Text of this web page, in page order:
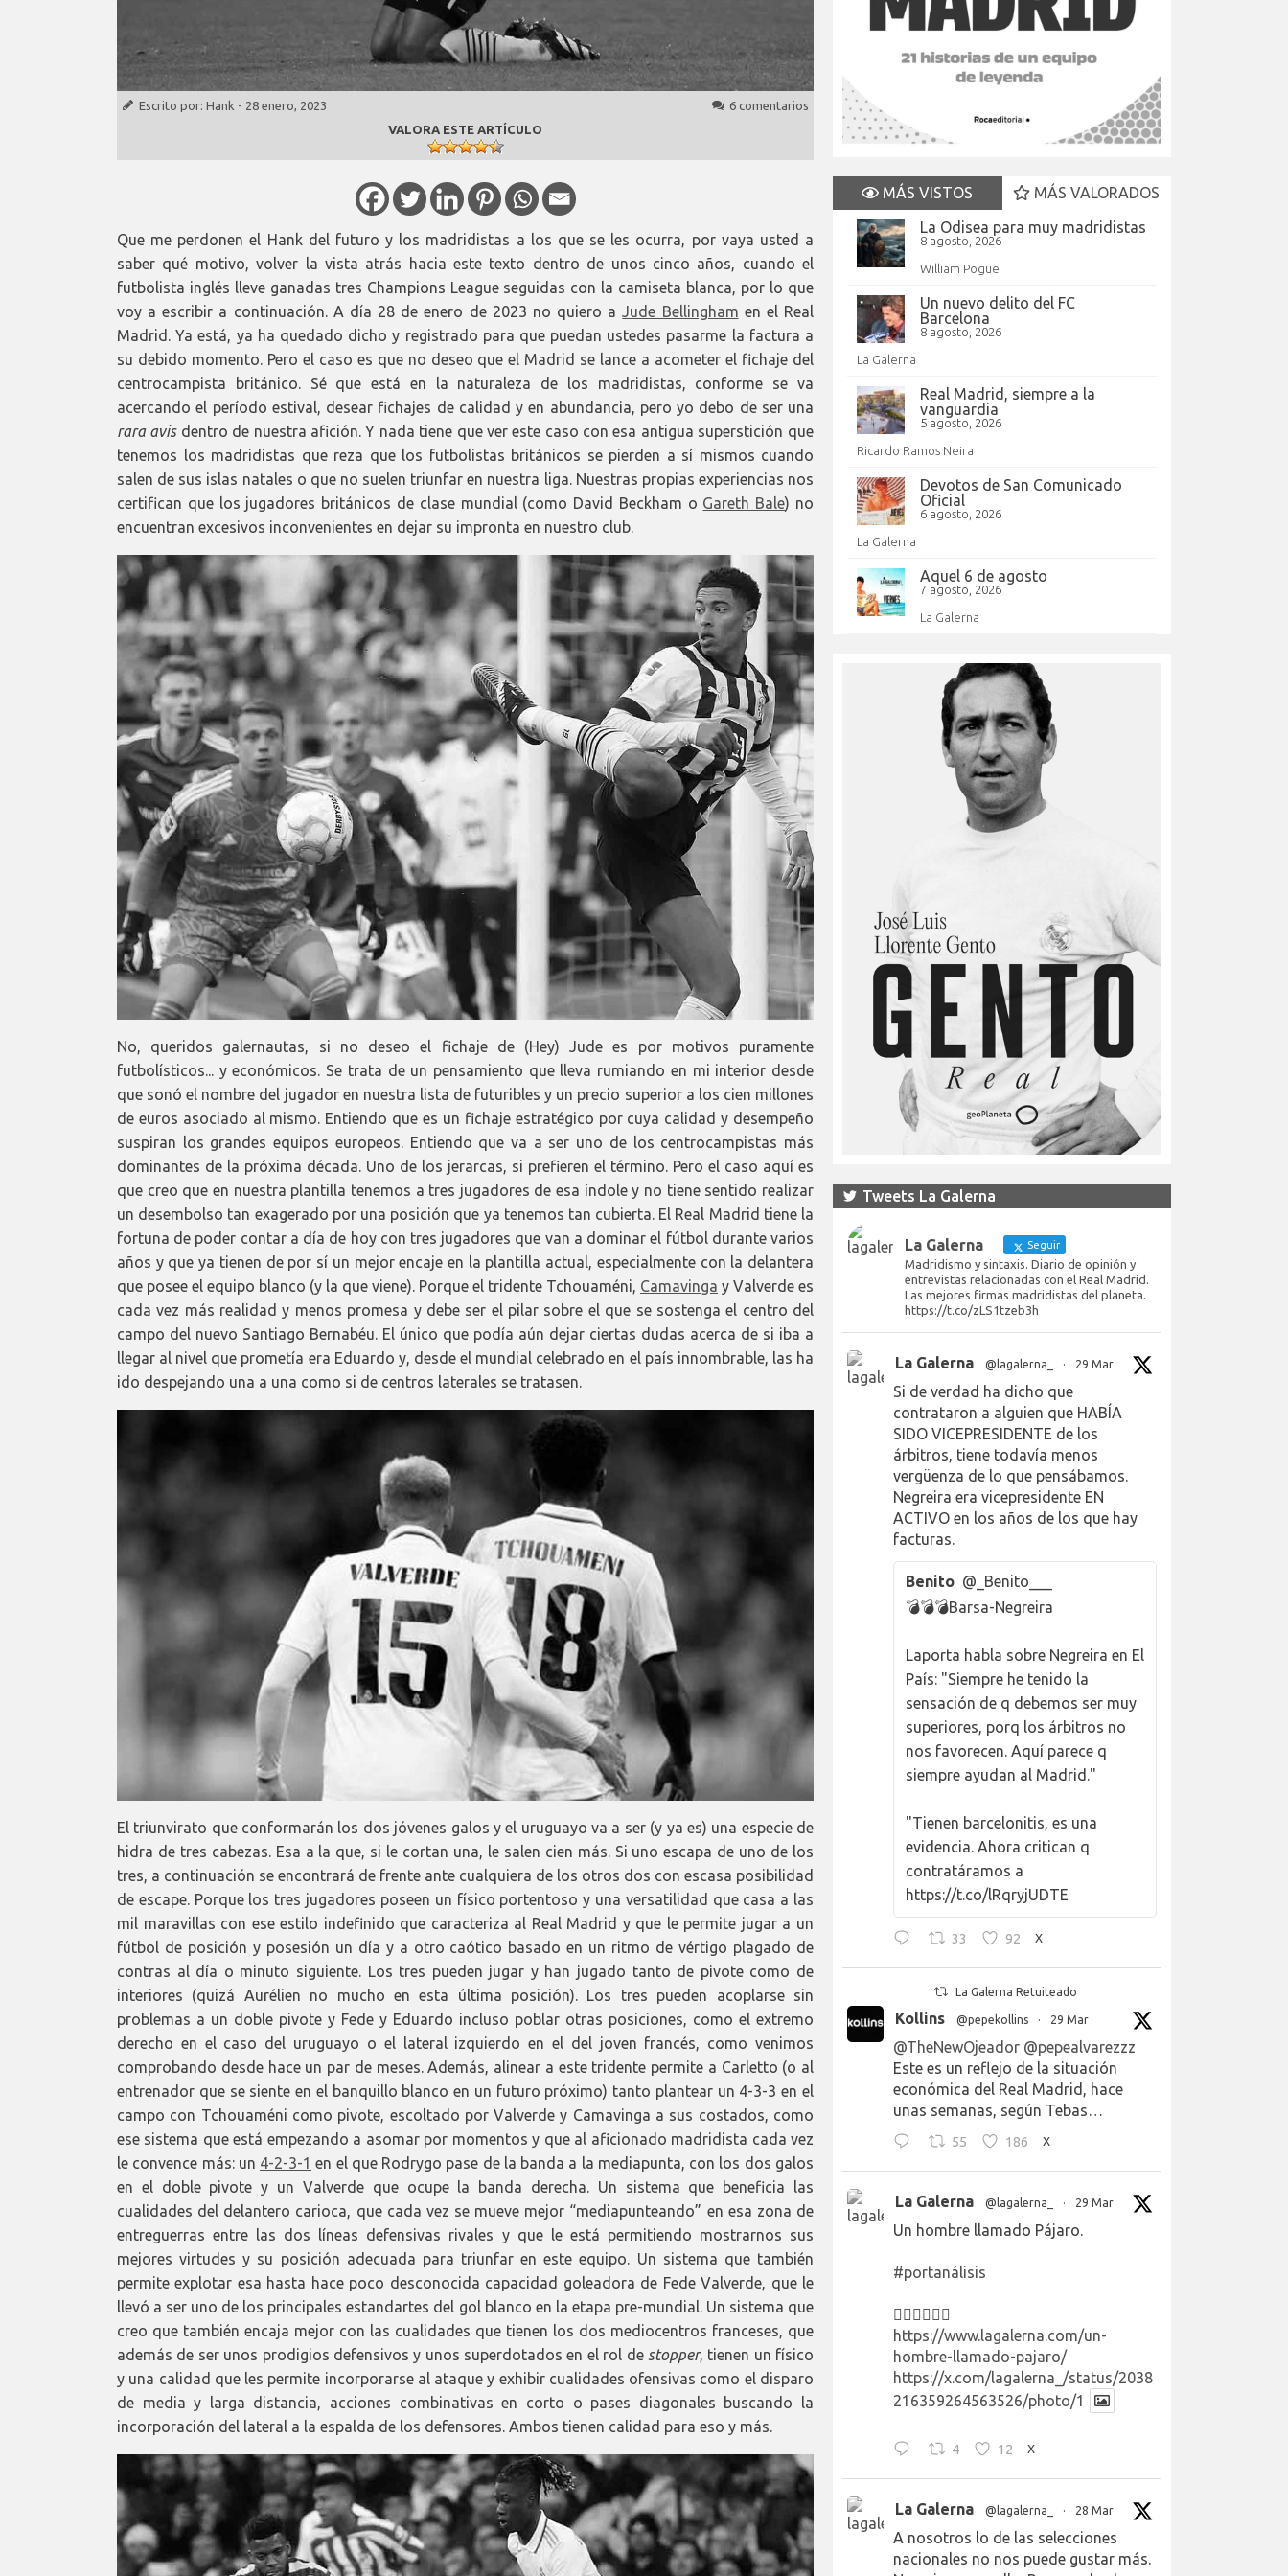
Escrito por: Hank - 28 enero, 2023
6 comentarios
VALORA ESTE ARTÍCULO
Que me perdonen el Hank del futuro y los madridistas a los que se les ocurra, por vaya usted a
saber qué motivo, volver la vista atrás hacia este texto dentro de unos cinco años, cuando el
futbolista inglés lleve ganadas tres Champions League seguidas con la camiseta blanca, por lo que
voy a escribir a continuación. A día 28 de enero de 2023 no quiero aJude Bellingham en el Real
Madrid. Ya está, ya ha quedado dicho y registrado para que puedan ustedes pasarme la factura a
su debido momento. Pero el caso es que no deseo que el Madrid se lance a acometer el fichaje del
centrocampista británico. Sé que está en la naturaleza de los madridistas, conforme se va
acercando el período estival, desear fichajes de calidad y en abundancia, pero yo debo de ser una
rara avisdentro de nuestra afición. Y nada tiene que ver este caso con esa antigua superstición que
tenemos los madridistas que reza que los futbolistas británicos se pierden a sí mismos cuando
salen de sus islas natales o que no suelen triunfar en nuestra liga. Nuestras propias experiencias nos
certifican que los jugadores británicos de clase mundial (como David Beckham o Gareth Bale) no
encuentran excesivos inconvenientes en dejar su impronta en nuestro club.
No, queridos galernautas, si no deseo el fichaje de (Hey) Jude es por motivos puramente
futbolísticos... y económicos. Se trata de un pensamiento que lleva rumiando en mi interior desde
que sonó el nombre del jugador en nuestra lista de futuribles y un precio superior a los cien millones
de euros asociado al mismo. Entiendo que es un fichaje estratégico por cuya calidad y desempeño
suspiran los grandes equipos europeos. Entiendo que va a ser uno de los centrocampistas más
dominantes de la próxima década. Uno de los jerarcas, si prefieren el término. Pero el caso aquí es
que creo que en nuestra plantilla tenemos a tres jugadores de esa índole y no tiene sentido realizar
un desembolso tan exagerado por una posición que ya tenemos tan cubierta. El Real Madrid tiene la
fortuna de poder contar a día de hoy con tres jugadores que van a dominar el fútbol durante varios
años y que ya tienen de por sí un mejor encaje en la plantilla actual, especialmente con la delantera
que posee el equipo blanco (y la que viene). Porque el tridente Tchouaméni, Camavinga y Valverde es
cada vez más realidad y menos promesa y debe ser el pilar sobre el que se sostenga el centro del
campo del nuevo Santiago Bernabéu. El único que podía aún dejar ciertas dudas acerca de si iba a
llegar al nivel que prometía era Eduardo y, desde el mundial celebrado en el país innombrable, las ha
ido despejando una a una como si de centros laterales se tratasen.
El triunvirato que conformarán los dos jóvenes galos y el uruguayo va a ser (y ya es) una especie de
hidra de tres cabezas. Esa a la que, si le cortan una, le salen cien más. Si uno escapa de uno de los
tres, a continuación se encontrará de frente ante cualquiera de los otros dos con escasa posibilidad
de escape. Porque los tres jugadores poseen un físico portentoso y una versatilidad que casa a las
mil maravillas con ese estilo indefinido que caracteriza al Real Madrid y que le permite jugar a un
fútbol de posición y posesión un día y a otro caótico basado en un ritmo de vértigo plagado de
contras al día o minuto siguiente. Los tres pueden jugar y han jugado tanto de pivote como de
interiores (quizá Aurélien no mucho en esta última posición). Los tres pueden acoplarse sin
problemas a un doble pivote y Fede y Eduardo incluso poblar otras posiciones, como el extremo
derecho en el caso del uruguayo o el lateral izquierdo en el del joven francés, como venimos
comprobando desde hace un par de meses. Además, alinear a este tridente permite a Carletto (o al
entrenador que se siente en el banquillo blanco en un futuro próximo) tanto plantear un 4-3-3 en el
campo con Tchouaméni como pivote, escoltado por Valverde y Camavinga a sus costados, como
ese sistema que está empezando a asomar por momentos y que al aficionado madridista cada vez
le convence más: un 4-2-3-1 en el que Rodrygo pase de la banda a la mediapunta, con los dos galos
en el doble pivote y un Valverde que ocupe la banda derecha. Un sistema que beneficia las
cualidades del delantero carioca, que cada vez se mueve mejor “mediapunteando” en esa zona de
entreguerras entre las dos líneas defensivas rivales y que le está permitiendo mostrarnos sus
mejores virtudes y su posición adecuada para triunfar en este equipo. Un sistema que también
permite explotar esa hasta hace poco desconocida capacidad goleadora de Fede Valverde, que le
llevó a ser uno de los principales estandartes del gol blanco en la etapa pre-mundial. Un sistema que
creo que también encaja mejor con las cualidades que tienen los dos mediocentros franceses, que
además de ser unos prodigios defensivos y unos superdotados en el rol de stopper, tienen un físico
y una calidad que les permite incorporarse al ataque y exhibir cualidades ofensivas como el disparo
de media y larga distancia, acciones combinativas en corto o pases diagonales buscando la
incorporación del lateral a la espalda de los defensores. Ambos tienen calidad para eso y más.
MÁS VISTOS
MÁS VALORADOS
La Odisea para muy madridistas
8 agosto, 2026
William Pogue
Un nuevo delito del FC
Barcelona
8 agosto, 2026
La Galerna
Real Madrid, siempre a la
vanguardia
5 agosto, 2026
Ricardo Ramos Neira
Devotos de San Comunicado
Oficial
6 agosto, 2026
La Galerna
Aquel 6 de agosto
7 agosto, 2026
La Galerna
Tweets La Galerna
La Galerna Seguir
Madridismo y sintaxis. Diario de opinión y
entrevistas relacionadas con el Real Madrid.
Las mejores firmas madridistas del planeta.
https://t.co/zLS1tzeb3h
La Galerna @lagalerna_ · 29 Mar
Si de verdad ha dicho que
contrataron a alguien que HABÍA
SIDO VICEPRESIDENTE de los
árbitros, tiene todavía menos
vergüenza de lo que pensábamos.
Negreira era vicepresidente EN
ACTIVO en los años de los que hay
facturas.
Benito @_Benito___
💣💣💣Barsa-Negreira
Laporta habla sobre Negreira en El
País: "Siempre he tenido la
sensación de q debemos ser muy
superiores, porq los árbitros no
nos favorecen. Aquí parece q
siempre ayudan al Madrid."
"Tienen barcelonitis, es una
evidencia. Ahora critican q
contratáramos a
https://t.co/lRqryjUDTE
33 92 X
La Galerna Retuiteado
Kollins @pepekollins · 29 Mar
@TheNewOjeador @pepealvarezzz
Este es un reflejo de la situación
económica del Real Madrid, hace
unas semanas, según Tebas…
55 186 X
La Galerna @lagalerna_ · 29 Mar
Un hombre llamado Pájaro.
#portanálisis
👉🏻👉🏻👉🏻
https://www.lagalerna.com/un-
hombre-llamado-pajaro/
https://x.com/lagalerna_/status/2038
216359264563526/photo/1
4 12 X
La Galerna @lagalerna_ · 28 Mar
A nosotros lo de las selecciones
nacionales no nos puede gustar más.